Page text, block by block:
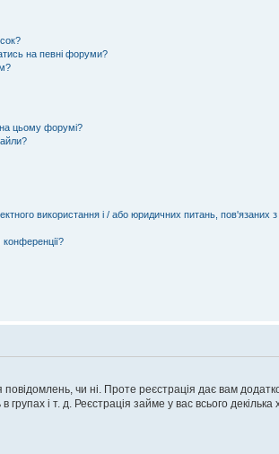
на певні форуми?
цьому форумі?
використання і / або юридичних питань, пов'язаних
конференції?
чи ні. Проте реєстрація дає вам
і т. д. Реєстрація займе у вас всього декілька